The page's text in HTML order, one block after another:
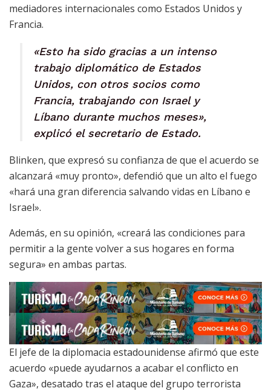
mediadores internacionales como Estados Unidos y
Francia.
«Esto ha sido gracias a un intenso
trabajo diplomático de Estados
Unidos, con otros socios como
Francia, trabajando con Israel y
Líbano durante muchos meses»,
explicó el secretario de Estado.
Blinken, que expresó su confianza de que el acuerdo se
alcanzará «muy pronto», defendió que un alto el fuego
«hará una gran diferencia salvando vidas en Líbano e
Israel».
Además, en su opinión, «creará las condiciones para
permitir a la gente volver a sus hogares en forma
segura» en ambas partas.
El jefe de la diplomacia estadounidense afirmó que este
acuerdo «puede ayudarnos a acabar el conflicto en
Gaza», desatado tras el ataque del grupo terrorista